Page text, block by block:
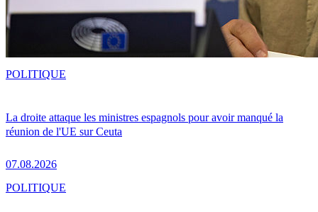
La droite attaque les ministres espagnols pour avoir manqué la
réunion de l'UE sur Ceuta
07.08.2026
POLITIQUE
POLITIQUE